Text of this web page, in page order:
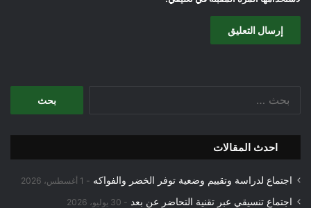
احدث المقالات
اجتماع لدراسة وتقييم وضعية توفر الخضر والفواكه 1 أغسطس، 2026
اجتماع تنسيقي عبر تقنية التحاضر عن بعد 30 يوليو، 2026